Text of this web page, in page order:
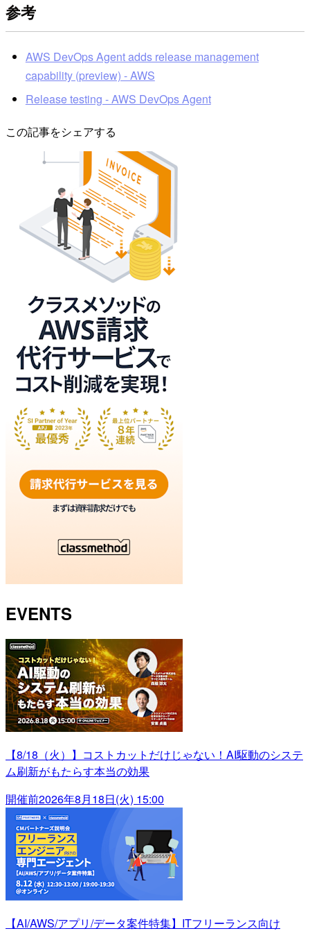
参考
AWS DevOps Agent adds release management
capability (preview) - AWS
Release testing - AWS DevOps Agent
この記事をシェアする
EVENTS
【8/18（火）】コストカットだけじゃない！AI駆動のシステ
ム刷新がもたらす本当の効果
開催前2026年8月18日(火) 15:00
【AI/AWS/アプリ/データ案件特集】ITフリーランス向け